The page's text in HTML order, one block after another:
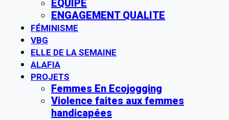
EQUIPE
ENGAGEMENT QUALITE
FÉMINISME
VBG
ELLE DE LA SEMAINE
ALAFIA
PROJETS
Femmes En Ecojogging
Violence faites aux femmes
handicapées